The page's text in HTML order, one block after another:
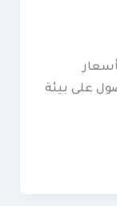
على بيئة